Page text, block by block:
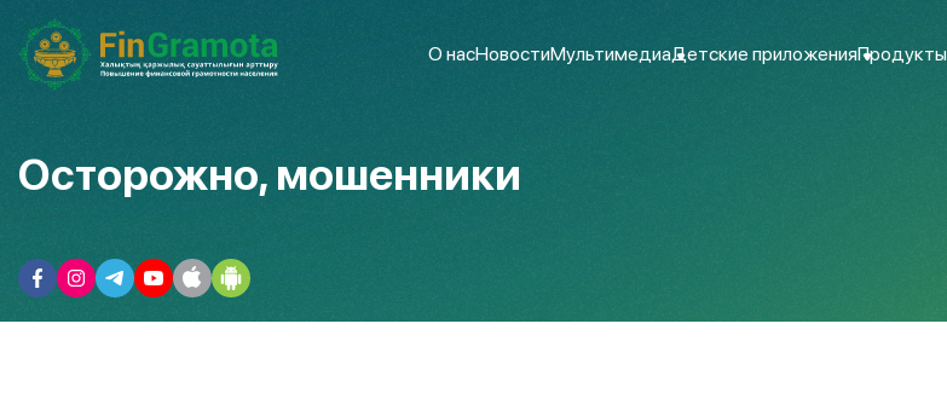
О насНовостиМультимедиаДетские приложенияПродукты
Осторожно, мошенники